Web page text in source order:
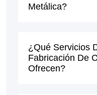
Metálica?
¿Qué Servicios
Fabricación De
Ofrecen?